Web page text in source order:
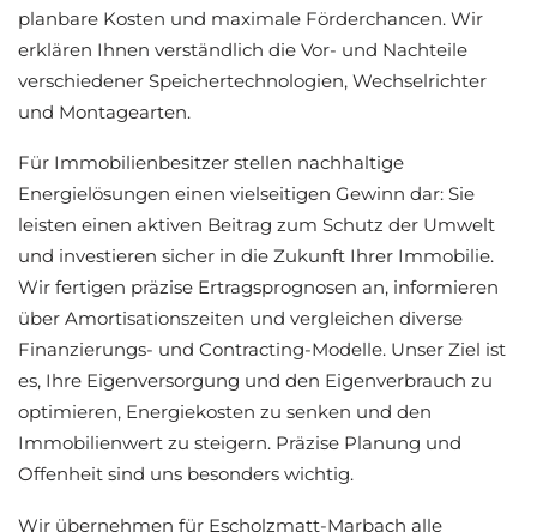
planbare Kosten und maximale Förderchancen. Wir
erklären Ihnen verständlich die Vor- und Nachteile
verschiedener Speichertechnologien, Wechselrichter
und Montagearten.
Für Immobilienbesitzer stellen nachhaltige
Energielösungen einen vielseitigen Gewinn dar: Sie
leisten einen aktiven Beitrag zum Schutz der Umwelt
und investieren sicher in die Zukunft Ihrer Immobilie.
Wir fertigen präzise Ertragsprognosen an, informieren
über Amortisationszeiten und vergleichen diverse
Finanzierungs- und Contracting-Modelle. Unser Ziel ist
es, Ihre Eigenversorgung und den Eigenverbrauch zu
optimieren, Energiekosten zu senken und den
Immobilienwert zu steigern. Präzise Planung und
Offenheit sind uns besonders wichtig.
Wir übernehmen für Escholzmatt-Marbach alle